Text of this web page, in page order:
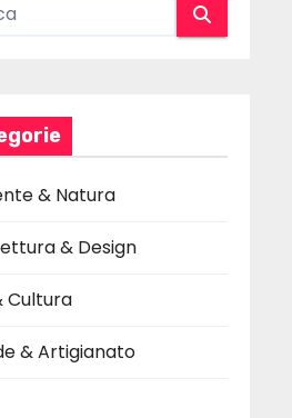
& Natura
& Design
Cultura
& Artigianato